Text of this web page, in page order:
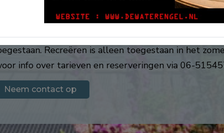
Oirschot met vele horeca en leuke winkels,
vele prachtige fiets- en wandelroutes.
Recreëren is alleen toegestaan in het
info over tarieven en reserveringen via 06-
Neem contact op